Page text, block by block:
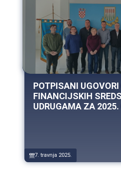
POTPISANI UGOVORI
FINANCIJSKIH
UDRUGAMA ZA 2025.
7. travnja 2025.